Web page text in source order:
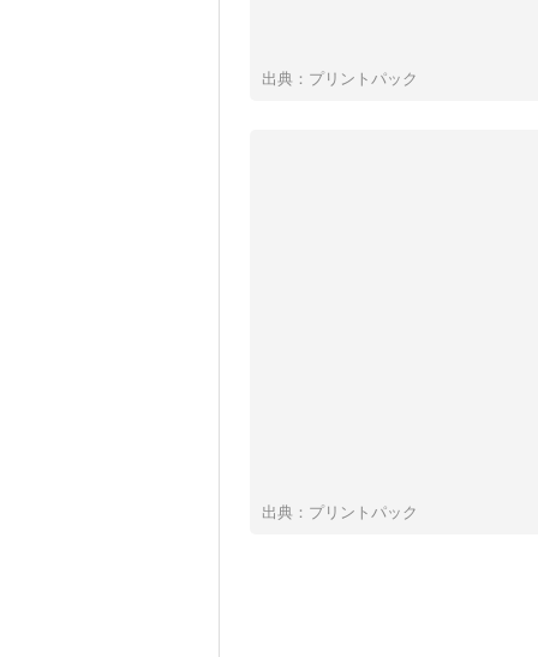
出典：プリントパック
出典：プリントパック